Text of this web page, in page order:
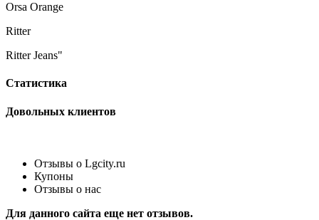
Orsa Orange
Ritter
Ritter Jeans"
Статистика
Довольных клиентов
Отзывы о Lgcity.ru
Купоны
Отзывы о нас
Для данного сайта еще нет отзывов.